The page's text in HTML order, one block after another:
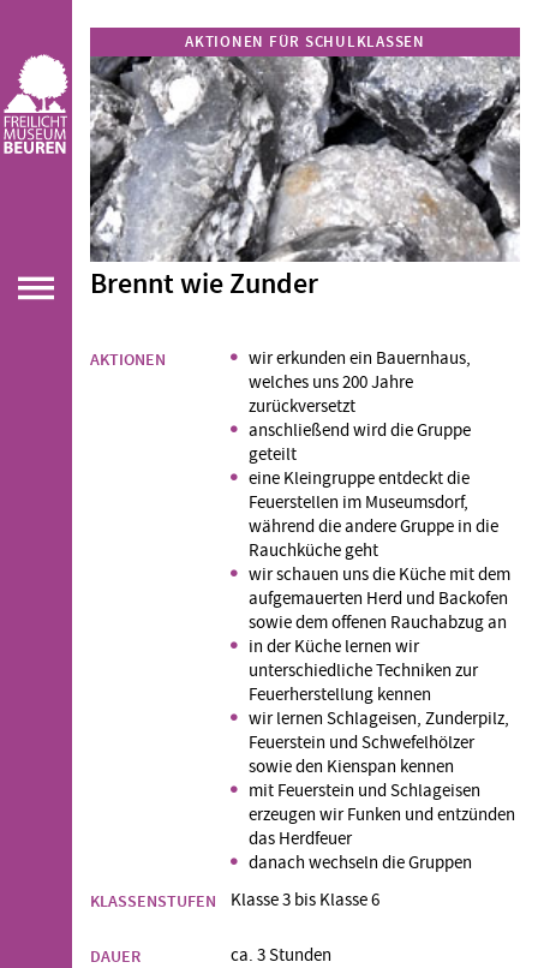
AKTIONEN FÜR SCHULKLASSEN
Brennt wie Zunder
AKTIONEN
wir erkunden ein Bauernhaus,
welches uns 200 Jahre
zurückversetzt
anschließend wird die Gruppe
geteilt
eine Kleingruppe entdeckt die
Feuerstellen im Museumsdorf,
während die andere Gruppe in die
Rauchküche geht
wir schauen uns die Küche mit dem
aufgemauerten Herd und Backofen
sowie dem offenen Rauchabzug an
in der Küche lernen wir
unterschiedliche Techniken zur
Feuerherstellung kennen
wir lernen Schlageisen, Zunderpilz,
Feuerstein und Schwefelhölzer
sowie den Kienspan kennen
mit Feuerstein und Schlageisen
erzeugen wir Funken und entzünden
das Herdfeuer
danach wechseln die Gruppen
KLASSENSTUFEN Klasse 3 bis Klasse 6
DAUER ca. 3 Stunden